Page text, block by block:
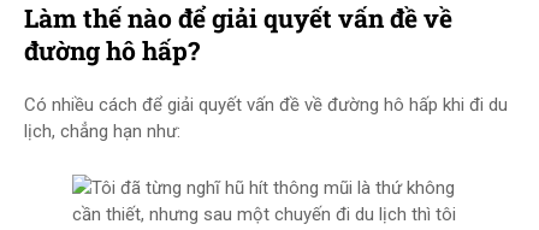
Làm thế nào để giải quyết vấn đề về
đường hô hấp?
Có nhiều cách để giải quyết vấn đề về đường hô hấp khi đi du
lịch, chẳng hạn như: